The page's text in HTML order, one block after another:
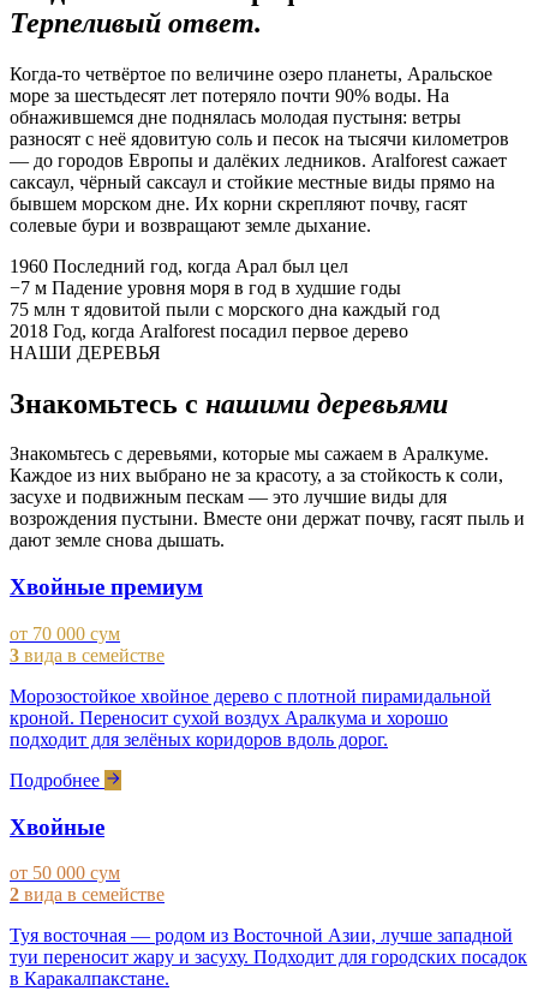
Терпеливый ответ.
Когда-то четвёртое по величине озеро планеты, Аральское
море за шестьдесят лет потеряло почти 90% воды. На
обнажившемся дне поднялась молодая пустыня: ветры
разносят с неё ядовитую соль и песок на тысячи километров
— до городов Европы и далёких ледников. Aralforest сажает
саксаул, чёрный саксаул и стойкие местные виды прямо на
бывшем морском дне. Их корни скрепляют почву, гасят
солевые бури и возвращают земле дыхание.
1960 Последний год, когда Арал был цел
−7 м Падение уровня моря в год в худшие годы
75 млн т ядовитой пыли с морского дна каждый год
2018 Год, когда Aralforest посадил первое дерево
НАШИ ДЕРЕВЬЯ
Знакомьтесь с нашими деревьями
Знакомьтесь с деревьями, которые мы сажаем в Аралкуме.
Каждое из них выбрано не за красоту, а за стойкость к соли,
засухе и подвижным пескам — это лучшие виды для
возрождения пустыни. Вместе они держат почву, гасят пыль и
дают земле снова дышать.
Хвойные премиум
от 70 000 сум
3 вида в семействе
Морозостойкое хвойное дерево с плотной пирамидальной
кроной. Переносит сухой воздух Аралкума и хорошо
подходит для зелёных коридоров вдоль дорог.
Подробнее
Хвойные
от 50 000 сум
2 вида в семействе
Туя восточная — родом из Восточной Азии, лучше западной
туи переносит жару и засуху. Подходит для городских посадок
в Каракалпакстане.